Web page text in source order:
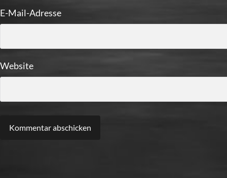
E-Mail-Adresse
Website